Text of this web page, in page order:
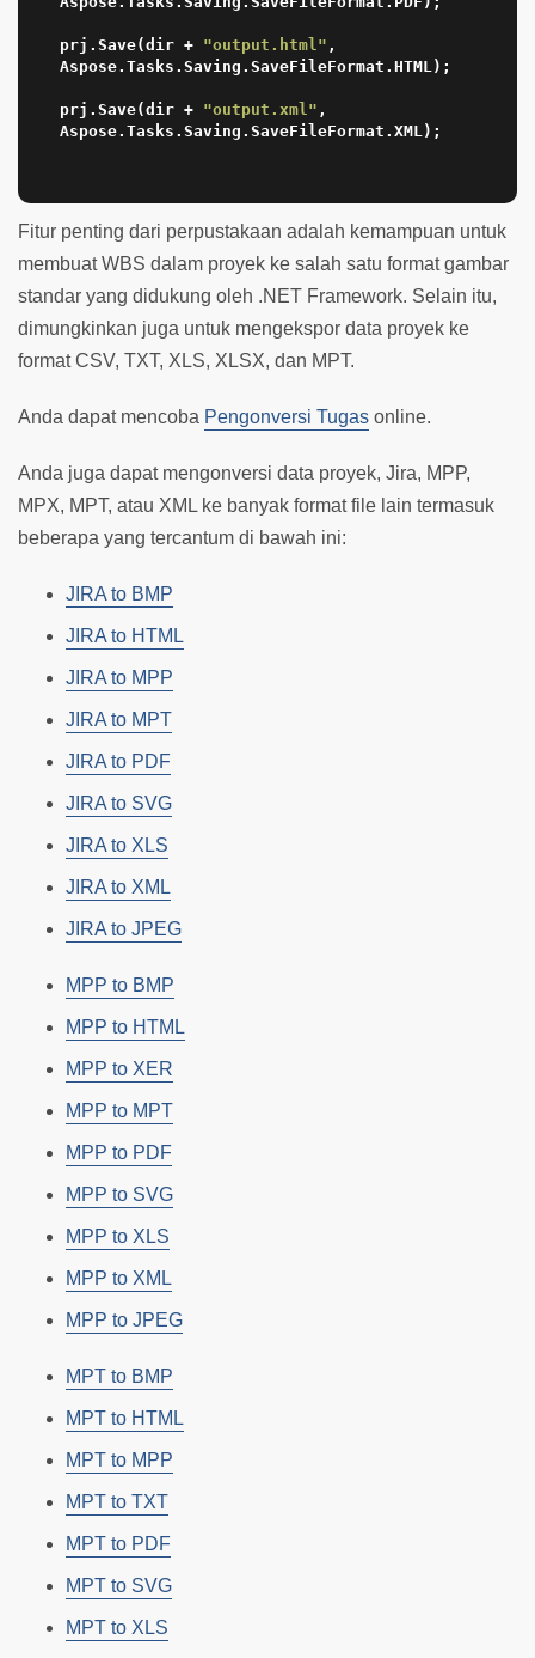
prj.Save(dir + "output.html" ,
Aspose.Tasks.Saving.SaveFileFormat.HTML);
prj.Save(dir + "output.xml" ,
Aspose.Tasks.Saving.SaveFileFormat.XML);
Fitur penting dari perpustakaan adalah kemampuan untuk
membuat WBS dalam proyek ke salah satu format gambar
standar yang didukung oleh .NET Framework. Selain itu,
dimungkinkan juga untuk mengekspor data proyek ke
format CSV, TXT, XLS, XLSX, dan MPT.
Anda dapat mencoba Pengonversi Tugas online.
Anda juga dapat mengonversi data proyek, Jira, MPP,
MPX, MPT, atau XML ke banyak format file lain termasuk
beberapa yang tercantum di bawah ini:
JIRA to BMP
JIRA to HTML
JIRA to MPP
JIRA to MPT
JIRA to PDF
JIRA to SVG
JIRA to XLS
JIRA to XML
JIRA to JPEG
MPP to BMP
MPP to HTML
MPP to XER
MPP to MPT
MPP to PDF
MPP to SVG
MPP to XLS
MPP to XML
MPP to JPEG
MPT to BMP
MPT to HTML
MPT to MPP
MPT to TXT
MPT to PDF
MPT to SVG
MPT to XLS